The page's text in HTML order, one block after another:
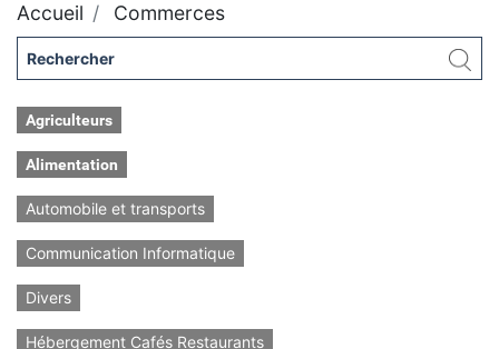
Accueil Commerces
Agriculteurs
Alimentation
Automobile et transports
Communication Informatique
Divers
Hébergement Cafés Restaurants